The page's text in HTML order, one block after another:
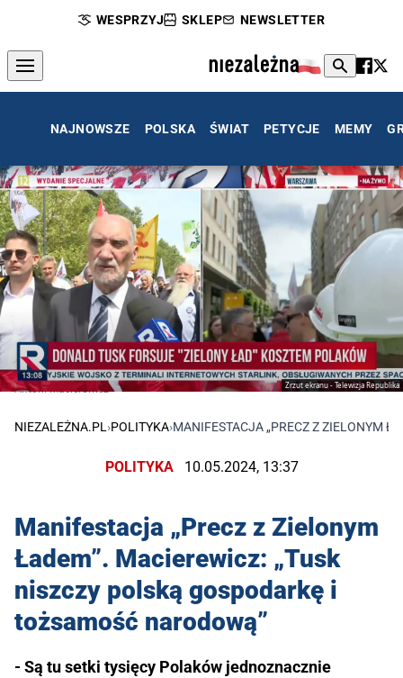
WESPRZYJ SKLEP NEWSLETTER
NAJNOWSZE POLSKA ŚWIAT PETYCJE MEMY
Zrzut ekranu - Telewizja Republika
Antoni Macierewicz
NIEZALEŻNA.PL ›POLITYKA›MANIFESTACJA „PRECZ Z ZIELONYM
POLITYKA 10.05.2024, 13:37
Manifestacja „Precz z Zielonym
Ładem”. Macierewicz: „Tusk
niszczy polską gospodarkę i
tożsamość narodową”
- Są tu setki tysięcy Polaków jednoznacznie